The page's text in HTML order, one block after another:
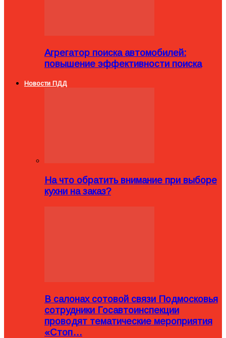
Агрегатор поиска автомобилей:
повышение эффективности поиска
Новости ПДД
На что обратить внимание при выборе
кухни на заказ?
В салонах сотовой связи Подмосковья
сотрудники Госавтоинспекции
проводят тематические мероприятия
«Стоп…